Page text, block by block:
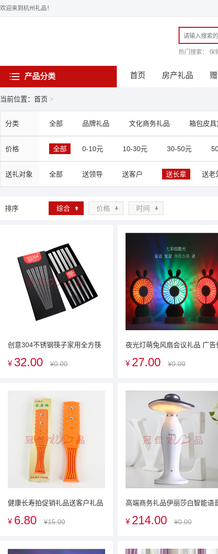
欢迎来到杭州礼品！
热门搜索： 保
产品分类 首页 房产礼品
当前位置：首页 >
分类 全部 品牌礼品 文化商务礼品 箱包皮具
价格 全部 0-10元 10-30元 30-50元
送礼对象 全部 送领导 送客户 送长辈 送老
排序 综合 价格 时间
创意304不锈钢筷子家用全方筷
制LOGO
¥ 32.00 ¥0.00
夜光灯萌兔风扇会议礼品 广告
¥ 27.00 ¥0.00
健康长寿拍促销礼品送客户礼品
¥ 6.80 ¥15.00
高端商务礼品伊丽莎白智能语
销礼品可定制logo
¥ 214.00 ¥0.00